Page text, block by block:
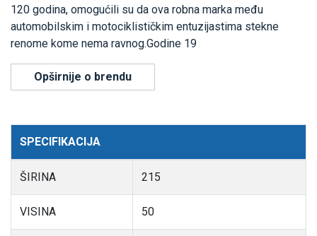
120 godina, omogućili su da ova robna marka među
automobilskim i motociklističkim entuzijastima stekne
renome kome nema ravnog.Godine 19
Opširnije o brendu
SPECIFIKACIJA
ŠIRINA 215
VISINA 50